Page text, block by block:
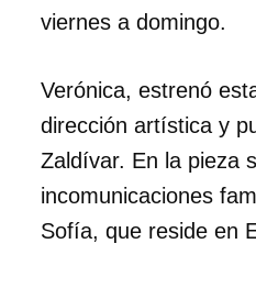
viernes a domingo.
Verónica, estrenó
dirección artística y
Zaldívar. En la pieza
incomunicaciones
Sofía, que reside en